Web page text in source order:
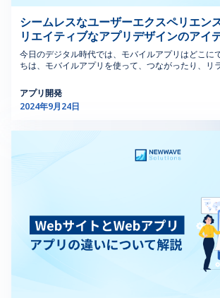
は、特定のアクセシビリティニーズを持
む、さまざまなユーザーインタラクショ
があります。 統合：組み込みシステムのUI
デバイスのハードウェアおよびソフトウェ
トとシームレスに統合する必要があり、
貫して機能的であることを保証します。
ウェアの 10点 のメリット 3.1.組み込みUI
か、シカゴでどのように使用されているか
のUIデザインは、インターフェースが大き
を作成することを含みます。従来のUIデザ
アロンのソフトウェアに焦点を当てるのに
ステムの重要な部分であるデバイスに関
シカゴでは、技術が進化し続ける中で、
ザインの重要性が増しています。地元の
やスタートアップは、スマートホームデ
製造機器に至るまで、組み込みシステム
な製品を開発しています。目標は、これ
ースがユーザーフレンドリーであり、デバ
は、変更の有効性、コンプライアンス、
するレポートの作成が含まれます。これ
変更ソフトウェアレビューの管理をサポー
傾向を特定し、パフォーマンスを評価し、
を改善し向上させるための情報に基づい
のに役立ちます。 >>> もっと見る：フィ
MOCソフトウェアの特殊用途 MOCソフト
理ソフトウェア）は、さまざまな業界の変
ように設計されており、特定の部門に合わ
でコンプライアンスに準拠した効率的な変
で極めて重要です。ここでは、MOCソフト
油・ガス産業 石油・ガス産業では、探査
動に伴う複雑なリスクへの対応に、変更
が不可欠です。主な用途は以下の通りで
MOCソフトウェアは、OSHAやEPAなどの
や基準を確実に遵守するのに役立ちます
スの追跡と文書化を自動化し、規制違反
ます。 プロセス安全管理：このソフトウェ
に合わせて体制を調整することができます。このよ
お客様のプロジェクトは市場の変化に機敏に対応し
境において競争力を維持することができます。 2.5.
ーとイノベーションの重視 今日の競争の激しいビジ
ア・コンピタンスに集中し、イノベーションを推進
な成功のために極めて重要です。開発チームのアウ
することで、社内のリソースを解放し、プロジェク
たらすことで、これらの分野に大きく貢献すること
新：事業成長を促進する新製品や新機能の構想にリ
顧客との関係：より深いつながりを育むことで、顧
ティを高めます。 開発業務をアウトソーシングする
分を最適化できるだけでなく、開発チームのアウト
ノベーションの文化が醸成され、次のような効果が
デアの相互受粉：新しいアイデアや解決策を生み出
け、改善に導くことができます。 継続的な学習：新
触れることで、継続的なスキル開発とイノベーショ
まり、開発チームのアウトソーシングは、戦略的思
ン、顧客中心主義を通じてビジネスを前進させると
とに集中することができます。コア・コンピタンス
画期的な製品、市場でのポジショニングの向上、そ
可能なビジネスの成長につながります。 3. ITプロ
ーシングすることの多い一般的なプログラミングサ
つか紹介します。 2.1.Web開発とデザイン Web開発
グラミングサービスのアウトソーシングで人気の高
は、Webサイト、Webアプリケーション、eコマー
の作成と維持が含まれます。Web開発におけるプロ
ソーシングには、以下のようなものがあります。 フ
ワークを使用してユーザーインターフェースを作成
開発：Python、Ruby、PHP、Node.jsなどでサーバ
を構築します。 フルスタック開発：フロントエンド
み合わせた開発をします。 CMS開発：WordPress
ようなプラットフォームでの作業です。 これらの
インプレゼンスを確立または強化することができま
不可欠なものとなっています。モバイルアプリ開発
コーディングは、以下のような専門スキルを提供し
プリ開発：iOS（SwiftまたはObjective-Cを使用）
またはKotlinを使用）に特化したアプリを作成しま
フォーム開発：React Native、Flutter、Xamarinな
を使用して、複数のプラットフォームで動作するア
プログレッシブWebアプリ（PWA）：異なるデバ
モバイルプレゼンスを確立するのに役立ちます。
やターゲットオーディエンスを深く理解し、アプリ
スト効果があることを保証します。明確な計画があ
理化し、高コストの修正や遅延を防止します。 熟練
視覚的に魅力的で直感的なユーザーインターフェー
Androidのデザインガイドラインに準拠してシーム
要になり、貴社のアプリが際立つことが保証されま
ツールやフレームワークを使用して、すべてのデバ
ーマンスを発揮する清潔でスケーラブルなコーディ
ゆる開発段階で厳密なテストを実施して早期にバグ
により、将来のメンテナンスコストを節約します。
ス全体を担当します。また、アプリの可視性とダウ
するために魅力的なリスティングを作成し、投資対
ザーエンゲージメントとパフォーマンスをモニタリ
ツールを統合し、継続的な改善と最適化を可能にし
Androidアプリ開発会社とのパートナーシップは、
ムモバイルアプリを作成するための専門知識とリソ
を意味します。この協力関係は、高品質な製品を提
インハウスチームの構築と維持に比べてコストを最
タムAndroidアプリ開発の利点 他とは一線を画すモ
シームレスなユーザーエクスペリエン
リエイティブなアプリデザインのアイ
今日のデジタル時代では、モバイルアプリはどこに
ちは、モバイルアプリを使って、つながったり、リ
アプリストアには数百万もの選択肢があふれていま
分のアプリを目立たせることができるでしょうか。
レスなユーザー（UI/UX）を優先するモバイルアプリ
あります。このガイドでは、モバイルアプリデザイ
を解き明かし、魅力的で忘れられないモバイルアプ
リソースでは、最先端のモバイルアプリデザインの
える準備をしましょう。 1. モバイルアプリデザイン
のモバイルファーストの世界では、魅力的なモバイ
作成することが、ユーザーの注目を集め、エンゲー
ために不可欠です。熟練したモバイルアプリデザイ
めたばかりであっても、これらのUI/UXのコツは、
の心に響く直感的で視覚的に魅力的なアプリを作成
す。 1.1. アプリのナビゲーション モバイルアプリ
アプリ開発
2024年9月24日